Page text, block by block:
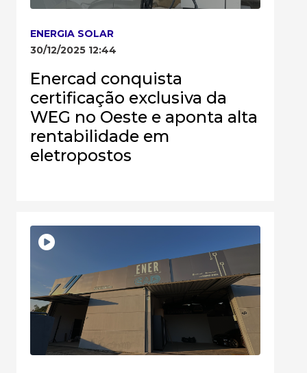
ENERGIA SOLAR
30/12/2025 12:44
Enercad conquista
certificação exclusiva da
WEG no Oeste e aponta alta
rentabilidade em
eletropostos